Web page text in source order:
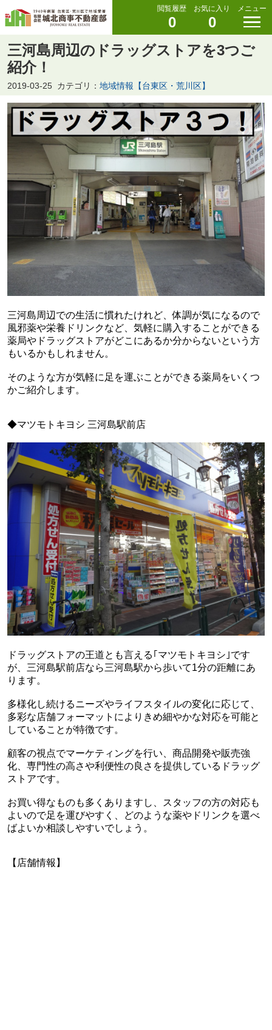
閲覧履歴
0
お気に入り
0
メニュー
三河島周辺のドラッグストアを3つご
紹介！
2019-03-25 カテゴリ： 地域情報【台東区・荒川区】
三河島周辺での生活に慣れたけれど、体調が気になるので
風邪薬や栄養ドリンクなど、気軽に購入することができる
薬局やドラッグストアがどこにあるか分からないという方
もいるかもしれません。
そのような方が気軽に足を運ぶことができる薬局をいくつ
かご紹介します。
◆マツモトキヨシ 三河島駅前店
ドラッグストアの王道とも言える｢マツモトキヨシ｣です
が、三河島駅前店なら三河島駅から歩いて1分の距離にあ
ります。
多様化し続けるニーズやライフスタイルの変化に応じて、
多彩な店舗フォーマットによりきめ細やかな対応を可能と
していることが特徴です。
顧客の視点でマーケティングを行い、商品開発や販売強
化、専門性の高さや利便性の良さを提供しているドラッグ
ストアです。
お買い得なものも多くありますし、スタッフの方の対応も
よいので足を運びやすく、どのような薬やドリンクを選べ
ばよいか相談しやすいでしょう。
【店舗情報】